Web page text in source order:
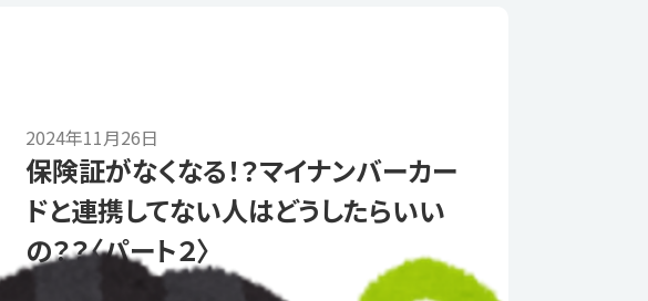
2024年11月26日
保険証がなくなる！？マイナンバーカー
ドと連携してない人はどうしたらいい
の？？〈パート２〉